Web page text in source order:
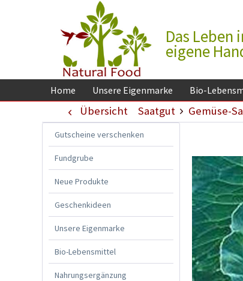
Das Leben
eigene
Home Unsere Eigenmarke Bio-
Übersicht Saatgut Gemüse-
Gutscheine verschenken
Fundgrube
Neue Produkte
Geschenkideen
Unsere Eigenmarke
Bio-Lebensmittel
Nahrungsergänzung